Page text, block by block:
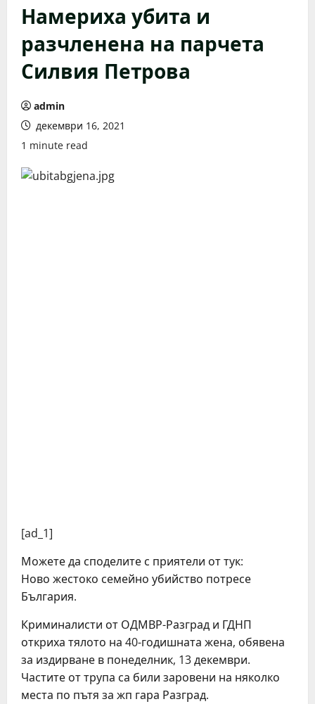
Намериха убита и
разчленена на парчета
Силвия Петрова
admin
декември 16, 2021
1 minute read
[ad_1]
Можете да споделите с приятели от тук:
Ново жестоко семейно убийство потресе
България.
Криминалисти от ОДМВР-Разград и ГДНП
откриха тялото на 40-годишната жена, обявена
за издирване в понеделник, 13 декември.
Частите от трупа са били заровени на няколко
места по пътя за жп гара Разград.